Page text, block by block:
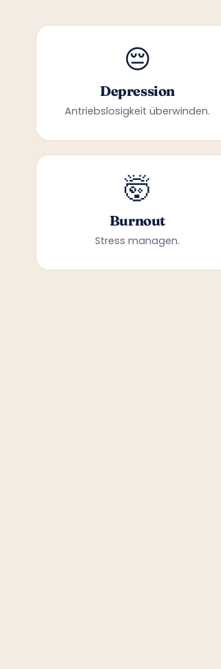
😔
Depression
Antriebslosigkeit überwinden.
🤯
Burnout
Stress managen.